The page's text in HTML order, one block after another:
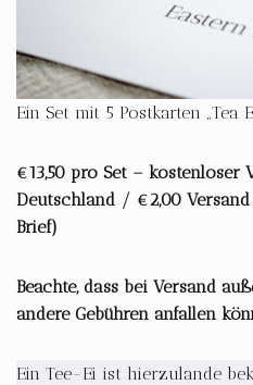
Ein Set mit 5 Postkarten „Tea
€13,50 pro Set – kostenloser
Deutschland / €2,00
Brief)
Beachte, dass bei Versand
andere Gebühren anfallen
Ein Tee-Ei ist hierzulande